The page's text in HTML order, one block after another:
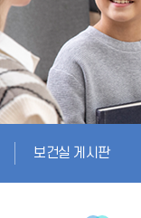
보건실 게시판